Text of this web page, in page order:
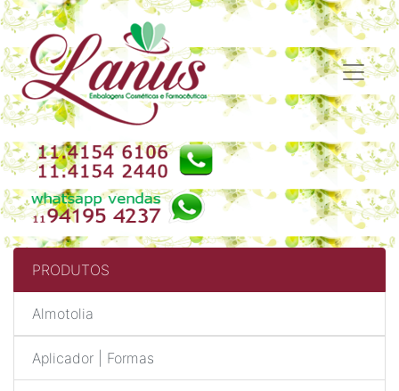
PRODUTOS
Almotolia
Aplicador | Formas